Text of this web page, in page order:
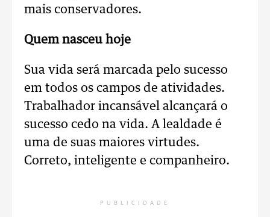
mais conservadores.
Quem nasceu hoje
Sua vida será marcada pelo sucesso
em todos os campos de atividades.
Trabalhador incansável alcançará o
sucesso cedo na vida. A lealdade é
uma de suas maiores virtudes.
Correto, inteligente e companheiro.
PUBLICIDADE